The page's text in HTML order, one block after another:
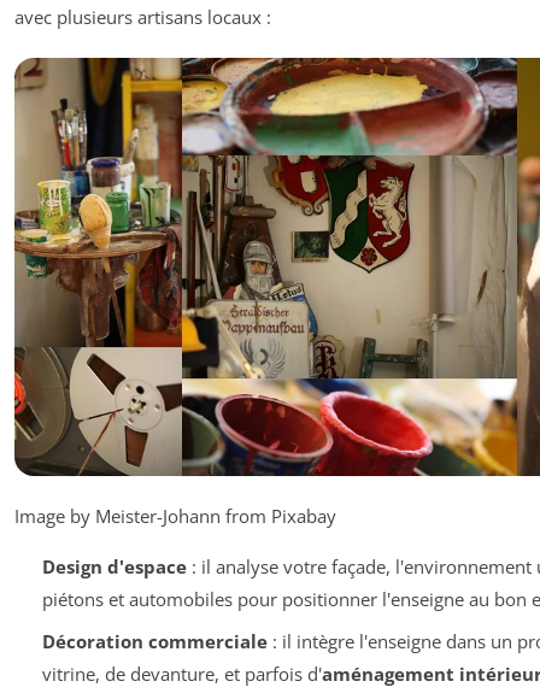
avec plusieurs artisans locaux :
Image by Meister-Johann from Pixabay
Design d'espace: il analyse votre façade, l'environnement
piétons et automobiles pour positionner l'enseigne au bon
Décoration commerciale: il intègre l'enseigne dans un
vitrine, de devanture, et parfois d'aménagement